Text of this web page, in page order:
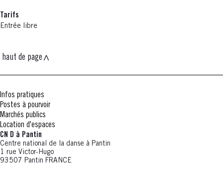
Tarifs
Entrée libre
haut de page
Infos pratiques
Postes à pourvoir
Marchés publics
Location d'espaces
CN D à Pantin
Centre national de la danse à Pantin
1 rue Victor-Hugo
93507 Pantin FRANCE